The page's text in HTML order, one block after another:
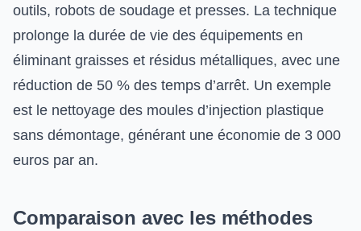
outils, robots de soudage et presses. La technique
prolonge la durée de vie des équipements en
éliminant graisses et résidus métalliques, avec une
réduction de 50 % des temps d’arrêt. Un exemple
est le nettoyage des moules d’injection plastique
sans démontage, générant une économie de 3 000
euros par an.
Comparaison avec les méthodes